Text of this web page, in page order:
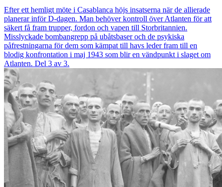
Efter ett hemligt möte i Casablanca höjs insatserna när de allierade
planerar inför D-dagen. Man behöver kontroll över Atlanten för att
säkert få fram trupper, fordon och vapen till Storbritannien.
Misslyckade bombangrepp på ubåtsbaser och de psykiska
påfrestningarna för dem som kämpat till havs leder fram till en
blodig konfrontation i maj 1943 som blir en vändpunkt i slaget om
Atlanten. Del 3 av 3.